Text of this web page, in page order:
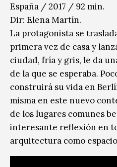
España / 2017 / 92 min.
Dir: Elena Martín.
La protagonista se
primera vez de casa y
ciudad, fría y gris, le da
de la que se esperaba.
construirá su vida en
misma en este nuevo
de los lugares comunes
interesante reflexión en
arquitectura como